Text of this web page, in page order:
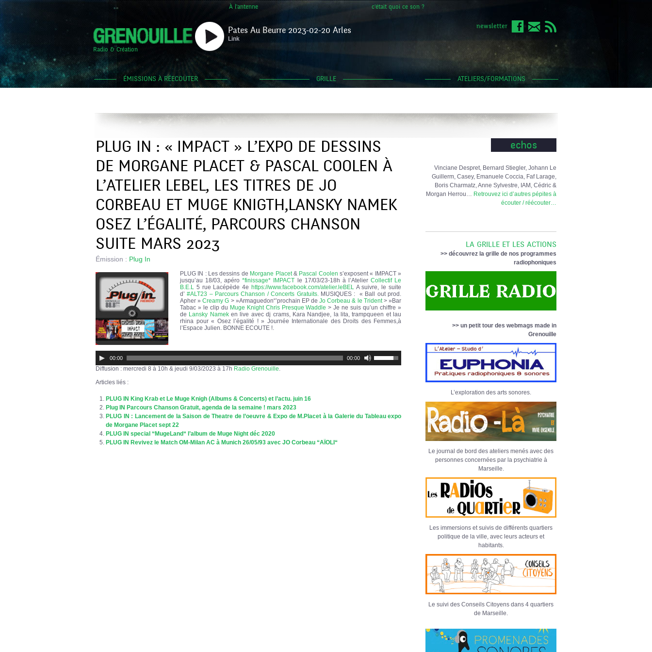
À l'antenne c'était quoi ce son ?
Radio & Création
Pates Au Beurre 2023-02-20 Arles
Link
newsletter
ÉMISSIONS À RÉECOUTER GRILLE ATELIERS/FORMATIONS
PLUG IN : « IMPACT » L’EXPO DE DESSINS
DE MORGANE PLACET & PASCAL COOLEN À
L’ATELIER LEBEL, LES TITRES DE JO
CORBEAU ET MUGE KNIGTH,LANSKY NAMEK
OSEZ L’ÉGALITÉ, PARCOURS CHANSON
SUITE MARS 2023
Émission : Plug In
PLUG IN : Les dessins de Morgane Placet& Pascal Coolen s’exposent « IMPACT »
jusqu’au 18/03, apéro*finissage* IMPACT le 17/03/23-18h à l’Atelier Collectif Le
B.E.L
5 rue Lacépède 4e https://www.facebook.com/atelier.leBEL
A suivre, le suite
d’#ALT23 – Parcours Chanson / Concerts Gratuits.
MUSIQUES : « Ball out prod.
Apher »Creamy G > »Armaguedon“’prochain EP deJo Corbeau & le Trident> »Bar
Tabac » le clip du Muge Knight Chris Presque Waddle > Je ne suis qu’un chiffre »
de Lansky Nameken live avec dj crams, Kara Nandjee, la lita, trampqueen et lau
rhina pour « Osez l’égalité ! » Journée Internationale des Droits des Femmes,à
l’Espace Julien. BONNE ECOUTE !.
00:00 00:00
les
flèches
volume.
Diffusion : mercredi 8 à 10h & jeudi 9/03/2023 à 17h Radio Grenouille
Articles liés :
PLUG IN King Krab et Le Muge Knigh (Albums & Concerts) et l’actu. juin 16
Plug IN Parcours Chanson Gratuit, agenda de la semaine ! mars 2023
PLUG IN : Lancement de la Saison de Theatre de l’oeuvre & Expo de M.Placet à la Galerie du Tableau expo
de Morgane Placet sept 22
PLUG IN special “MugeLand“ l’album de Muge Night déc 2020
PLUG IN Revivez le Match OM-Milan AC à Munich 26/05/93 avec JO Corbeau “AÏOLI“
echos
Vinciane Despret, Bernard Stiegler, Johann Le
Guillerm, Casey, Emanuele Coccia, Faf Larage,
Boris Charmatz, Anne Sylvestre, IAM, Cédric &
Morgan Herrou… Retrouvez ici d’autres pépites à
écouter / réécouter…
LA GRILLE ET LES ACTIONS
>> découvrez la grille de nos programmes
radiophoniques
>> un petit tour des webmags made in
Grenouille
L’exploration des arts sonores.
Le journal de bord des ateliers menés avec des
personnes concernées par la psychiatrie à
Marseille.
Les immersions et suivis de différents quartiers
politique de la ville, avec leurs acteurs et
habitants.
Le suivi des Conseils Citoyens dans 4 quartiers
de Marseille.